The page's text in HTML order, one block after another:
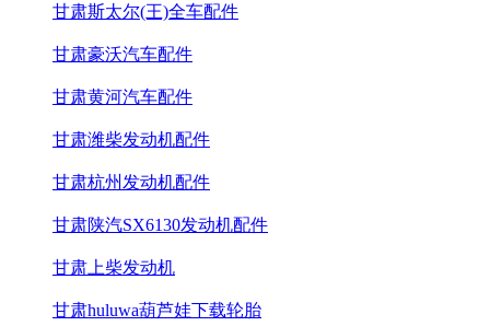
甘肃斯太尔(王)全车配件
甘肃豪沃汽车配件
甘肃黄河汽车配件
甘肃潍柴发动机配件
甘肃杭州发动机配件
甘肃陕汽SX6130发动机配件
甘肃上柴发动机
甘肃huluwa葫芦娃下载轮胎